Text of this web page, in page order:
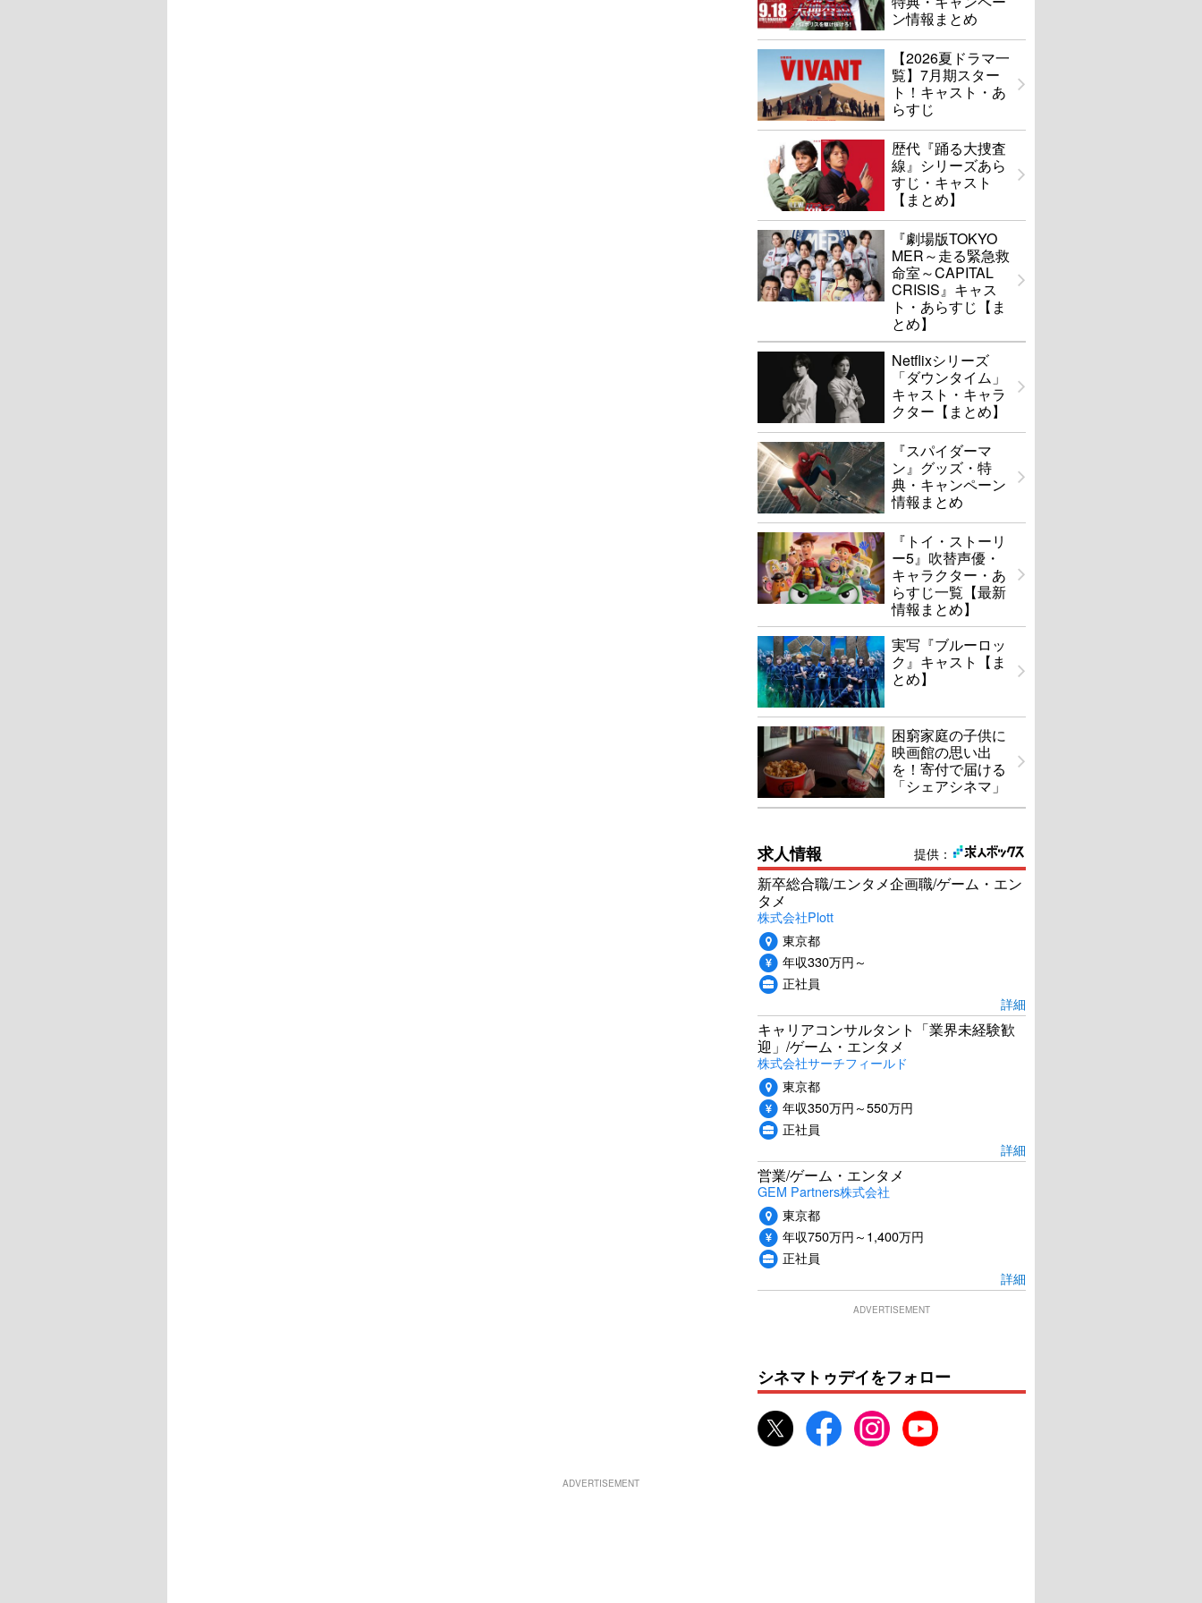
ン情報まとめ
【2026夏ドラマ一
覧】7月期スター
ト！キャスト・あ
らすじ
歴代『踊る大捜査
線』シリーズあら
すじ・キャスト
【まとめ】
『劇場版TOKYO
MER～走る緊急救
命室～CAPITAL
CRISIS』キャス
ト・あらすじ【ま
とめ】
Netflixシリーズ
「ダウンタイム」
キャスト・キャラ
クター【まとめ】
『スパイダーマ
ン』グッズ・特
典・キャンペーン
情報まとめ
『トイ・ストーリ
ー5』吹替声優・
キャラクター・あ
らすじ一覧【最新
情報まとめ】
実写『ブルーロッ
ク』キャスト【ま
とめ】
困窮家庭の子供に
映画館の思い出
を！寄付で届ける
「シェアシネマ」
提供：
求人情報
新卒総合職/エンタメ企画職/ゲーム・エン
タメ
株式会社Plott
東京都
年収330万円～
正社員
詳細
キャリアコンサルタント「業界未経験歓
迎」/ゲーム・エンタメ
株式会社サーチフィールド
東京都
年収350万円～550万円
正社員
詳細
営業/ゲーム・エンタメ
GEM Partners株式会社
東京都
年収750万円～1,400万円
正社員
詳細
ADVERTISEMENT
シネマトゥデイをフォロー
ADVERTISEMENT